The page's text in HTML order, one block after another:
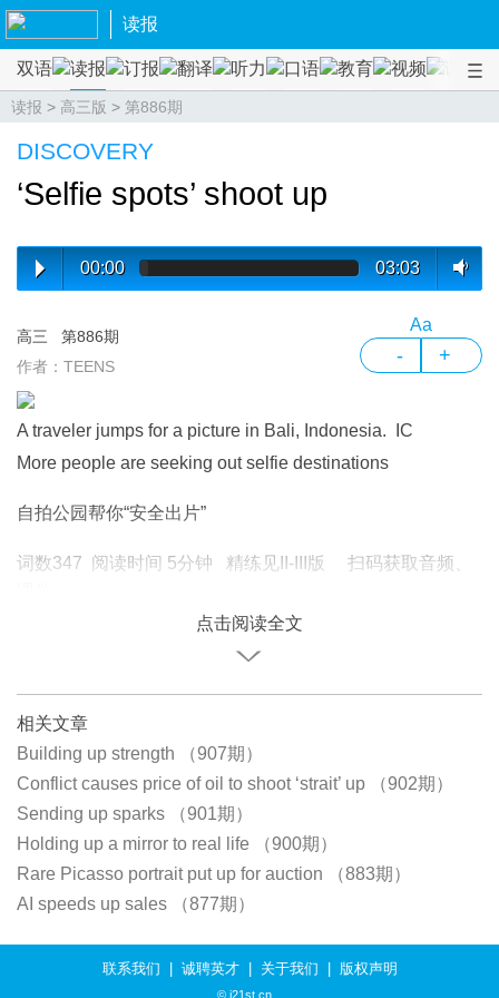
读报
双语 读报 订报 翻译 听力 口语 教育 视频 课程
读报 > 高三版 > 第886期
DISCOVERY
‘Selfie spots’ shoot up
00:00 03:03
高三
第886期
作者：TEENS
Aa
- +
A traveler jumps for a picture in Bali, Indonesia. IC
More people are seeking out selfie destinations
自拍公园帮你“安全出片”
词数347 阅读时间 5分钟 精练见II-III版 扫码获取音频、
点击阅读全文
相关文章
Building up strength （907期）
Conflict causes price of oil to shoot ‘strait’ up （902期）
Sending up sparks （901期）
Holding up a mirror to real life （900期）
Rare Picasso portrait put up for auction （883期）
AI speeds up sales （877期）
联系我们 诚聘英才| 关于我们 版权声明
© i21st.cn